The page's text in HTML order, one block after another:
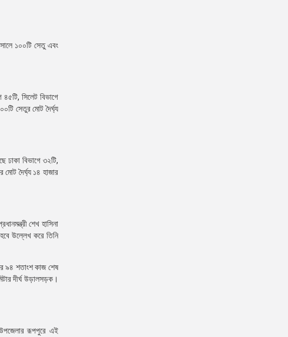
১০০টি সেতু এবং
সিলেট বিভাগে
সেতুর মোট দৈর্ঘ্য
ঢাকা বিভাগে ৩২টি,
মোট দৈর্ঘ্য ১৪ হাজার
শেখ হাসিনা
উল্লেখ করে তিনি
৯৪ শতাংশ কাজ শেষ
দীর্ঘ উড়ালসড়ক।
উপজেলার রূপপুরে এই